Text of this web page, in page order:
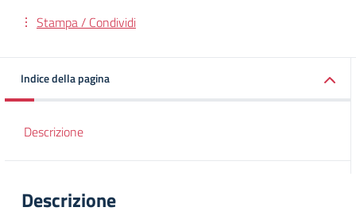
Stampa / Condividi
Indice della pagina
Descrizione
Descrizione